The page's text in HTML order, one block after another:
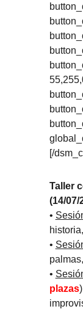
[/
Taller
(14/07/
•
•
•
plazas